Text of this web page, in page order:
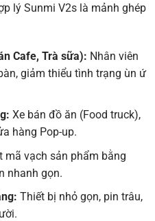
lý Sunmi V2s là mảnh ghép
Cafe, Trà sữa): Nhân viên
giảm thiểu tình trạng ùn ứ
Xe bán đồ ăn (Food truck),
hàng Pop-up.
mã vạch sản phẩm bằng
nhanh gọn.
Thiết bị nhỏ gọn, pin trâu,